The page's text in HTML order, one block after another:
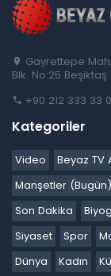
Gayrettepe
Blk. No:25
+90 212 333 33
Kategoriler
Video Beyaz TV
Manşetler (Bugün)
Son Dakika
Siyaset
Spor
Dünya
Kadın